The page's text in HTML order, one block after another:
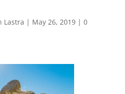
Lastra | May 26, 2019| 0